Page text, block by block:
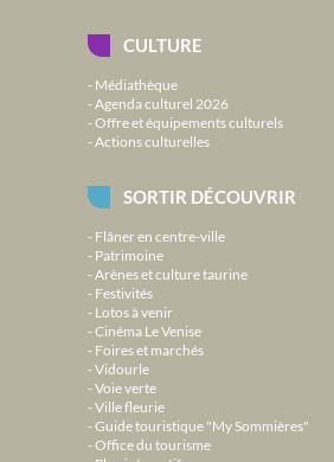
CULTURE
Médiathèque
Agenda culturel 2026
Offre et équipements culturels
Actions culturelles
SORTIR DÉCOUVRIR
Flâner en centre-ville
Patrimoine
Arènes et culture taurine
Festivités
Lotos à venir
Cinéma Le Venise
Foires et marchés
Vidourle
Voie verte
Ville fleurie
Guide touristique "My Sommières"
Office du tourisme